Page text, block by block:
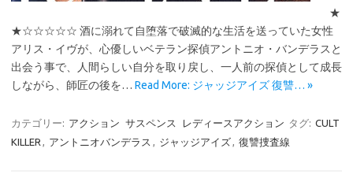
★
★☆☆☆☆☆ 酒に溺れて自堕落で破滅的な生活を送っていた女性
アリス・イヴが、心優しいベテラン探偵アントニオ・バンデラスと
出会う事で、人間らしい自分を取り戻し、一人前の探偵として成長
しながら、師匠の後を… Read More: ジャッジアイズ 復讐… »
カテゴリー: アクション サスペンス レディースアクション タグ: CULT
KILLER , アントニオバンデラス , ジャッジアイズ, 復讐捜査線